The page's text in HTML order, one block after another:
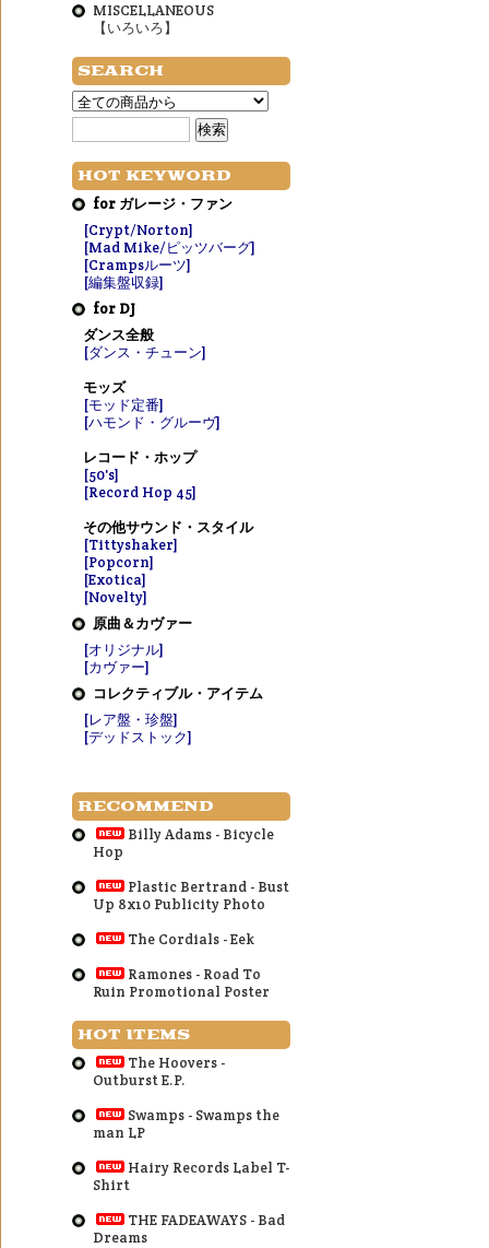
MISCELLANEOUS
【いろいろ】
SEARCH
HOT KEYWORD
for ガレージ・ファン
[Crypt/Norton]
[Mad Mike/ピッツバーグ]
[Crampsルーツ]
[編集盤収録]
for DJ
ダンス全般
[ダンス・チューン]
モッズ
[モッド定番]
[ハモンド・グルーヴ]
レコード・ホップ
[50's]
[Record Hop 45]
その他サウンド・スタイル
[Tittyshaker]
[Popcorn]
[Exotica]
[Novelty]
原曲＆カヴァー
[オリジナル]
[カヴァー]
コレクティブル・アイテム
[レア盤・珍盤]
[デッドストック]
RECOMMEND
Billy Adams - Bicycle
Hop
Plastic Bertrand - Bust
Up 8x10 Publicity Photo
The Cordials - Eek
Ramones - Road To
Ruin Promotional Poster
HOT ITEMS
The Hoovers -
Outburst E.P.
Swamps - Swamps the
man LP
Hairy Records Label T-
Shirt
THE FADEAWAYS - Bad
Dreams